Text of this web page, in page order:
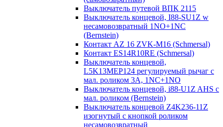
Выключатель путевой ВПК 2115
Выключатель концевой, I88-SU1Z w
несамовозвратный 1NO+1NC
(Bernstein)
Контакт AZ 16 ZVK-M16 (Schmersal)
Контакт ES14R10RE (Schmersal)
Выключатель концевой,
L5K13MEP124 регулируемый рычаг с
мал. роликом 3А, 1NC+1NO
Выключатель концевой, i88-U1Z AHS с
мал. роликом (Bernstein)
Выключатель концевой Z4K236-11Z
изогнутый с кнопкой роликом
несамовозвратный